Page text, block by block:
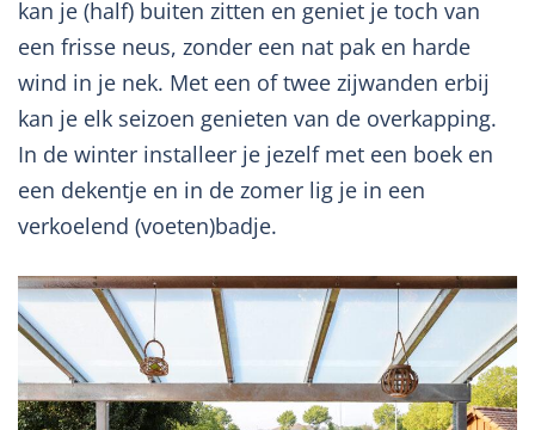
kan je (half) buiten zitten en geniet je toch van
een frisse neus, zonder een nat pak en harde
wind in je nek. Met een of twee zijwanden erbij
kan je elk seizoen genieten van de overkapping.
In de winter installeer je jezelf met een boek en
een dekentje en in de zomer lig je in een
verkoelend (voeten)badje.